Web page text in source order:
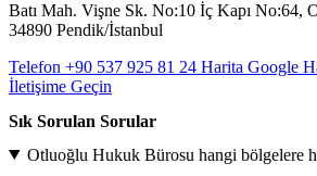
Batı Mah. Vişne Sk. No:10 İç Kapı No:64,
34890 Pendik/İstanbul
Telefon +90 537 925 81 24 Harita Google
İletişime Geçin
Sık Sorulan Sorular
Otluoğlu Hukuk Bürosu hangi bölgelere